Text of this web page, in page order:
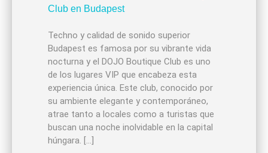
Techno y calidad de sonido superior
Budapest es famosa por su vibrante vida
nocturna y el DOJO Boutique Club es uno
de los lugares VIP que encabeza esta
experiencia única. Este club, conocido por
su ambiente elegante y contemporáneo,
atrae tanto a locales como a turistas que
buscan una noche inolvidable en la capital
húngara. […]